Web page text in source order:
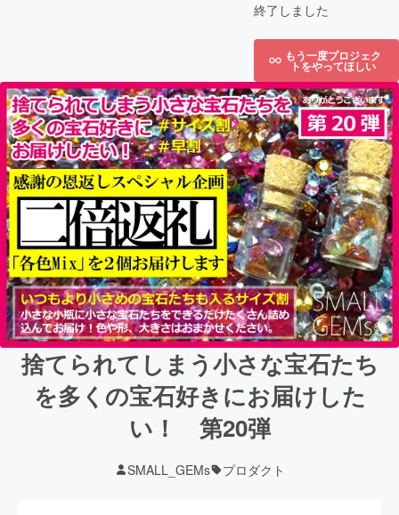
終了しました
もう一度プロジェク
トをやってほしい
捨てられてしまう小さな宝石たち
を多くの宝石好きにお届けした
い！ 第20弾
SMALL_GEMs プロダクト